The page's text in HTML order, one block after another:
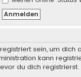
sein, um
kann
du dich